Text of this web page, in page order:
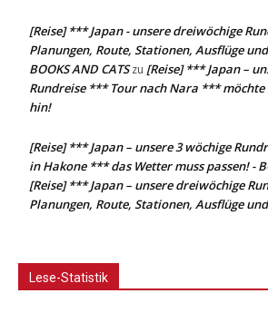
[Reise] *** Japan - unsere dreiwöchige
Planungen, Route, Stationen, Ausflüge
BOOKS AND CATSzu [Reise] *** Japan –
Rundreise *** Tour nach Nara *** möchte
hin!
[Reise] *** Japan – unsere 3 wöchige
in Hakone *** das Wetter muss passen! -
[Reise] *** Japan – unsere dreiwöchige
Planungen, Route, Stationen, Ausflüge
Lese-Statistik